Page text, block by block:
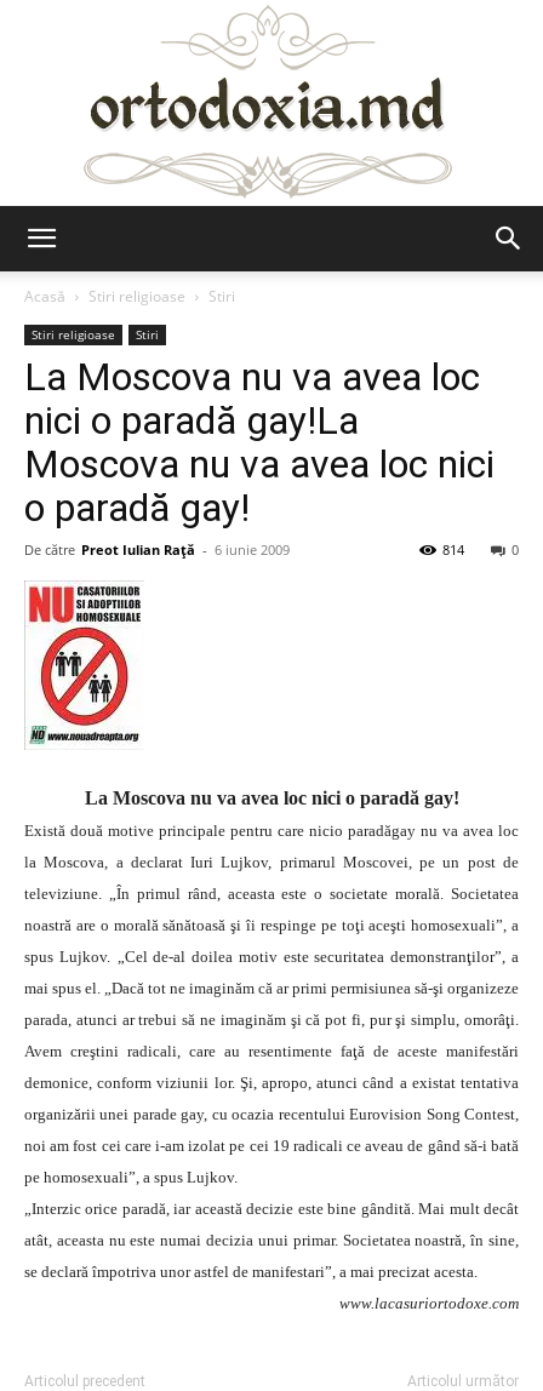
Acasă
Stiri religioase Stiri
Stiri religioase Stiri
La Moscova nu va avea loc
nici o paradă gay!La
Moscova nu va avea loc nici
o paradă gay!
De către Preot Iulian Raţă - 6 iunie 2009 0
814
La Moscova nu va avea loc nici o paradă gay!
Există două motive principale pentru care nicio paradăgay nu va avea loc
la Moscova, a declarat Iuri Lujkov, primarul Moscovei, pe un post de
televiziune. „În primul rând, aceasta este o societate morală. Societatea
noastră are o morală sănătoasă şi îi respinge pe toţi aceşti homosexuali”, a
spus Lujkov. „Cel de-al doilea motiv este securitatea demonstranţilor”, a
mai spus el. „Dacă tot ne imaginăm că ar primi permisiunea să-şi organizeze
parada, atunci ar trebui să ne imaginăm şi că pot fi, pur şi simplu, omorâţi.
Avem creştini radicali, care au resentimente faţă de aceste manifestări
demonice, conform viziunii lor. Şi, apropo, atunci când a existat tentativa
organizării unei parade gay, cu ocazia recentului Eurovision Song Contest,
noi am fost cei care i-am izolat pe cei 19 radicali ce aveau de gând să-i bată
pe homosexuali”, a spus Lujkov.
„Interzic orice paradă, iar această decizie este bine gândită. Mai mult decât
atât, aceasta nu este numai decizia unui primar. Societatea noastră, în sine,
se declară împotriva unor astfel de manifestari”, a mai precizat acesta.
www.lacasuriortodoxe.com
Articolul precedent Articolul următor